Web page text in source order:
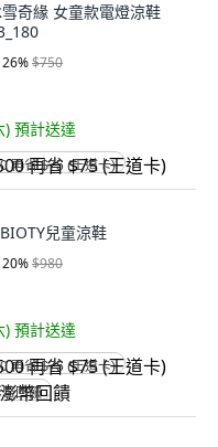
雪奇緣 女童款電燈涼鞋
26%$750
) 預計送達
再省 $75 (王道卡)
兒童涼鞋
20%$980
) 預計送達
再省 $75 (王道卡)
回饋